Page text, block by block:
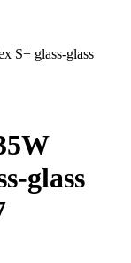
S+ glass-glass
glass